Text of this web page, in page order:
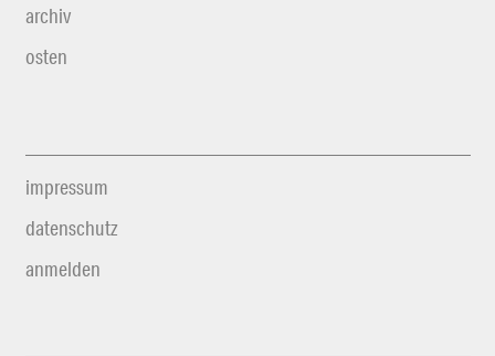
archiv
osten
impressum
datenschutz
anmelden